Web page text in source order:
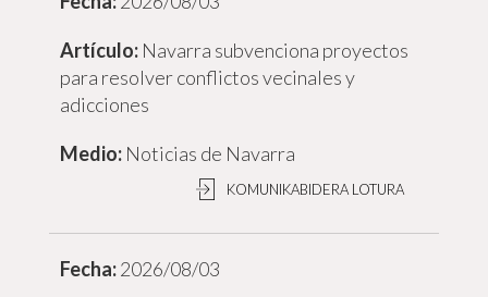
Navarra subvenciona proyectos
para resolver conflictos vecinales y
adicciones
Noticias de Navarra
KOMUNIKABIDERA LOTURA
2026/08/03